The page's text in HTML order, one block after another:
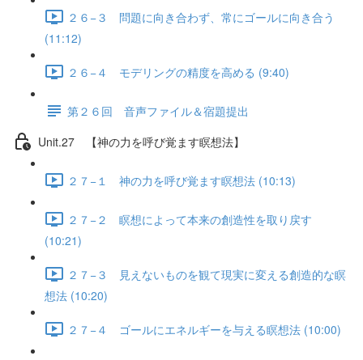
２６−３ 問題に向き合わず、常にゴールに向き合う
(11:12)
２６−４ モデリングの精度を高める (9:40)
第２６回 音声ファイル＆宿題提出
Unit.27 【神の力を呼び覚ます瞑想法】
２７−１ 神の力を呼び覚ます瞑想法 (10:13)
２７−２ 瞑想によって本来の創造性を取り戻す
(10:21)
２７−３ 見えないものを観て現実に変える創造的な瞑
想法 (10:20)
２７−４ ゴールにエネルギーを与える瞑想法 (10:00)